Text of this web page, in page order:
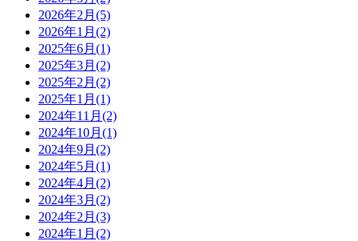
2026年2月 (5)
2026年1月 (2)
2025年6月 (1)
2025年3月 (2)
2025年2月 (2)
2025年1月 (1)
2024年11月 (2)
2024年10月 (1)
2024年9月 (2)
2024年5月 (1)
2024年4月 (2)
2024年3月 (2)
2024年2月 (3)
2024年1月 (2)